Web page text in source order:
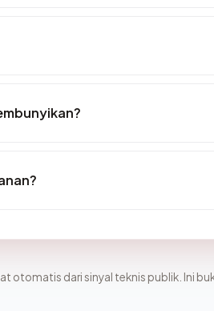
otomatis dari sinyal teknis publik. Ini